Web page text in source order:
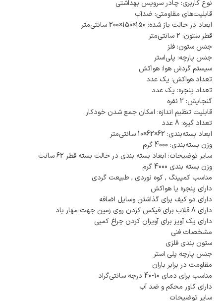
نوع کاربری: چادر سرویس بهداشتی
قابلیت‌های مقاومتی: ضدآب
ابعاد در حالت باز شده: 150×150×200 سانتی‌متر
قطر ستون: 2 سانتی‌متر
جنس ستون: فلز
جنس پارچه: پلی‌استر
سیستم گردش هوا: هواکش
تعداد هواکش: یک عدد
تعداد پنجره: یک عدد
گنجایش: 2 نفره
قابلیت تنظیم اندازه: امکان جمع شدن خودکار
تعداد گیره: 8 عدد
ابعاد بسته‌بندی: 62×62×10 سانتی‌متر
وزن بسته‌بندی: 4000 گرم
سایر توضیحات: ابعاد بسته بندی در حالت بسته قطر 62 سانت
وزن بسته بندی 4000 گرم
مناسب کمپینگ , کوه نوردی , طبیعت گردی
دارای پنجره یا هواکش
دارای دو کیف برای گذاشتن وسایل اضافه
دارای 8 قلاب برای فیکس کردن روی زمین جهت مهار باد
دارای یک آویز برای آویزان کردن چراغ کمپی
مشخصات فنی
ستون بندی فلزی
جنس پارچه پلی استر
مقاومت در برابر باران
مناسب برای دمای 10-40 درجه سانتی‌گراد
دارای کاور محکم و ضد آب
سایر توضیحات